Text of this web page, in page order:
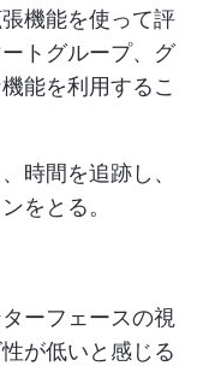
機能を使って評
トグループ、グ
能を利用するこ
時間を追跡し、
をとる。
ーフェースの視
が低いと感じる